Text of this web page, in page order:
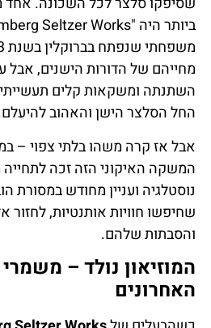
מחייהם של הדורות הישנים,
השתנתה ומשקאות קלים
החל הסלצר הישן והאהוב
אבל אז קרה משהו בלתי צפוי –
המשקה האיקוני הזה זכה
נוסטלגיה ועניין מחודש במסורת
שחיפשו חוויות אותנטיות,
והסבתות שלהם.
המוזיאון נולד –
האחרונים